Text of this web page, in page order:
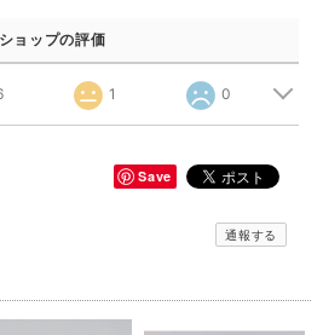
ショップの評価
1 0
Save
通報する